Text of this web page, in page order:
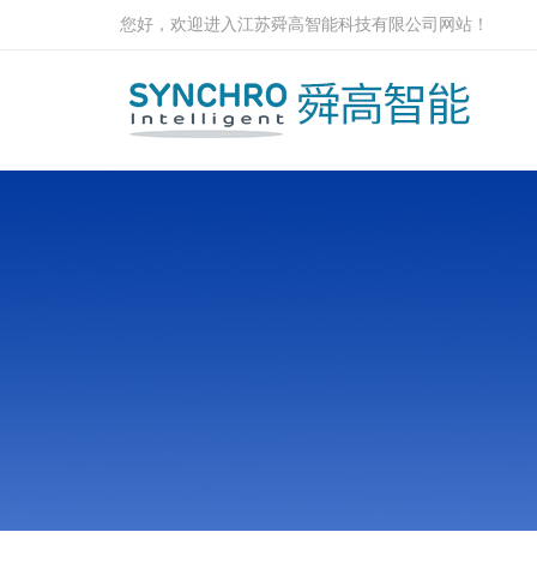
您好，欢迎进入江苏舜高智能科技有限公司网站！